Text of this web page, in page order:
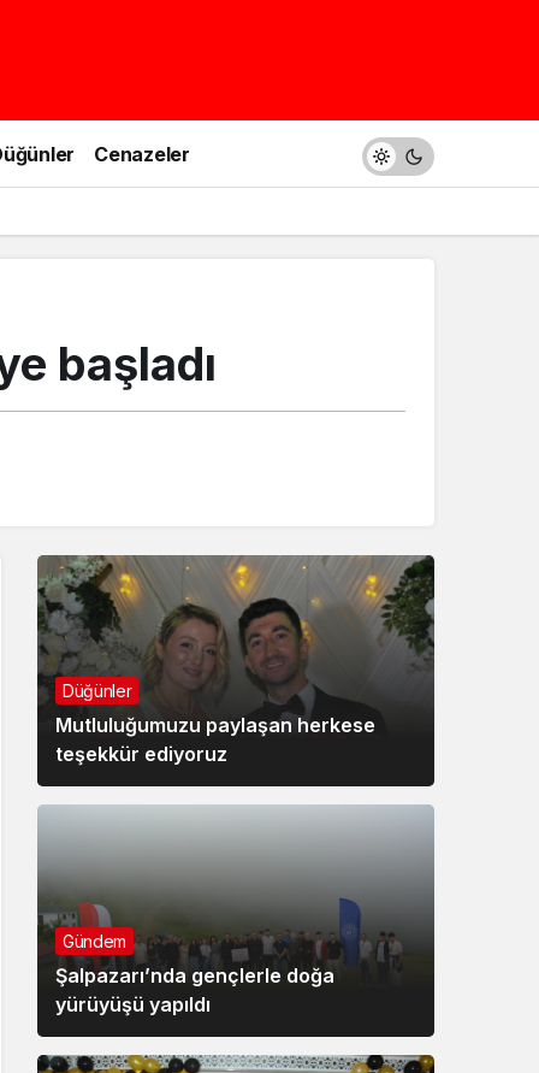
Cenazeler
başladı
Düğünler
Mutluluğumuzu paylaşan herkese
teşekkür ediyoruz
Gündem
Şalpazarı’nda gençlerle doğa
yürüyüşü yapıldı